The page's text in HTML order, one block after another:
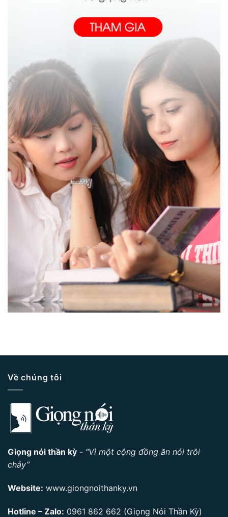
Về chúng tôi
Giọng nói thần kỳ - “Vì một cộng đồng ăn nói trôi
chảy”
Website: www.giongnoithanky.vn
Hotline – Zalo: 0961 862 662 (Giọng Nói Thần Kỳ)